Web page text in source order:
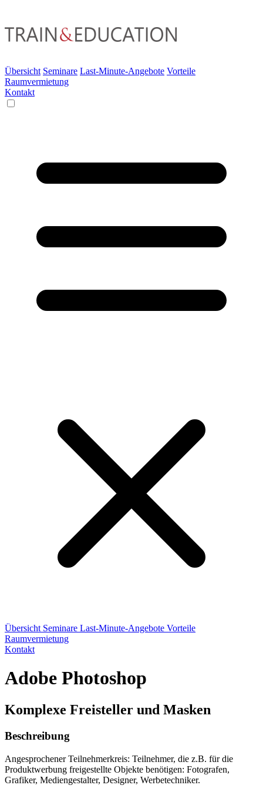
Übersicht Seminare Last-Minute-Angebote Vorteile
Raumvermietung
Kontakt
Übersicht Seminare Last-Minute-Angebote Vorteile
Raumvermietung
Kontakt
Adobe Photoshop
Komplexe Freisteller und Masken
Beschreibung
Angesprochener Teilnehmerkreis: Teilnehmer, die z.B. für die
Produktwerbung freigestellte Objekte benötigen: Fotografen,
Grafiker, Mediengestalter, Designer, Werbetechniker.